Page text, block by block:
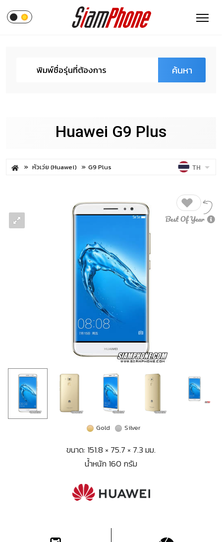
ค้นหา
Huawei G9 Plus
หัวเว่ย (Huawei) G9 Plus TH
Gold Silver
ขนาด: 151.8 × 75.7 × 7.3 มม.
น้ำหนัก 160 กรัม